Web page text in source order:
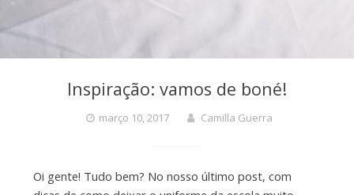
Inspiração: vamos de boné!
março 10, 2017 Camilla Guerra
Oi gente! Tudo bem? No nosso último post, com